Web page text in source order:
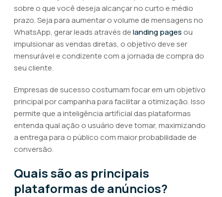
sobre o que você deseja alcançar no curto e médio
prazo. Seja para aumentar o volume de mensagens no
WhatsApp, gerar leads através delanding pages ou
impulsionar as vendas diretas, o objetivo deve ser
mensurável e condizente com a jornada de compra do
seu cliente.
Empresas de sucesso costumam focar em um objetivo
principal por campanha para facilitar a otimização. Isso
permite que a inteligência artificial das plataformas
entenda qual ação o usuário deve tomar, maximizando
a entrega para o público com maior probabilidade de
conversão.
Quais são as principais
plataformas de anúncios?